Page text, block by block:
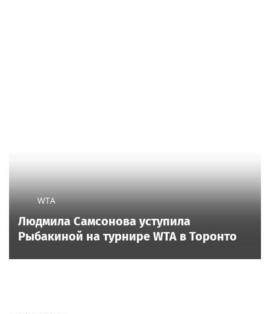
WTA
Людмила Самсонова уступила
Рыбакиной на турнире WTA в Торонто